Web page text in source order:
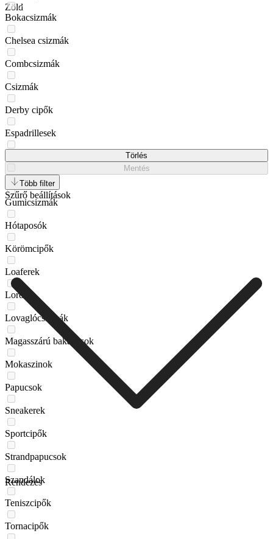
Zöld
Bokacsizmák
Chelsea csizmák
Combcsizmák
Csizmák
Derby cipők
Espadrillesek
Flip-flops
Gumicsizmák
Hótaposók
Körömcipők
Loaferek
Lords
Lovaglócsizmák
Magasszárú bakancsok
Mokaszinok
Papucsok
Sneakerek
Sportcipők
Strandpapucsok
Szandálok
Teniszcipők
Tornacipők
Törlés
Mentés
Több filter
Szűrő beállítások
Rendezés